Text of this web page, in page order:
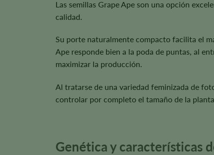
Las semillas Grape Ape son una opción
calidad.
Su porte naturalmente compacto facilita el
Ape responde bien a la poda de puntas, al
maximizar la producción.
Al tratarse de una variedad feminizada de
controlar por completo el tamaño de la
Genética y características